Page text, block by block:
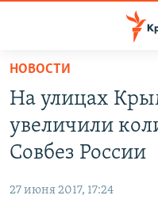
Вернуться
основному
содержанию
Вернутся
главной
СПЕЦПРОЕКТЫ
ГРУЗ 200
ВОДА
НОВОСТИ
На улицах
увеличили
Совбез России
27 июня 2017, 17:24